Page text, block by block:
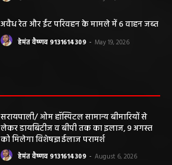
अवैध रेत और ईंट परिवहन के मामले में 6 वाहन जब्त
हेमंत वैष्णव 9131614309 - May 19, 2026
सरायपाली/ ओम हॉस्पिटल सामान्य बीमारियों से
लेकर डायबिटीज व बीपी तक का इलाज, 9 अगस्त
को मिलेगा विशेषज्ञ ईलाज परामर्श
हेमंत वैष्णव 9131614309 - August 6, 2026